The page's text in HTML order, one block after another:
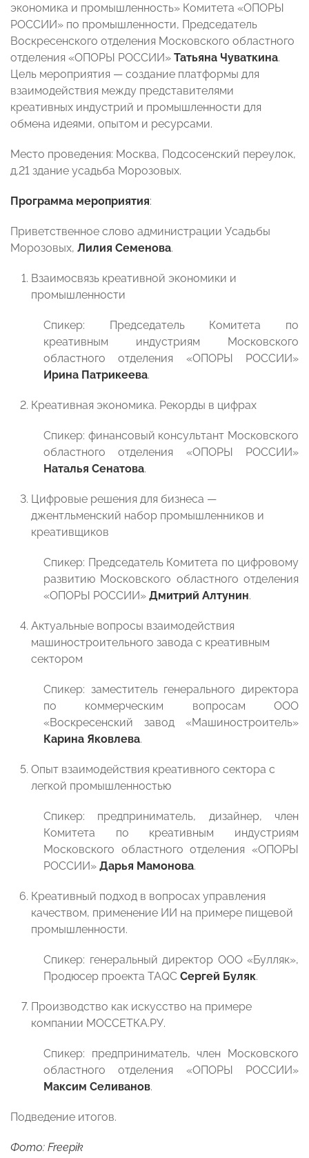
экономика и промышленность» Комитета «ОПОРЫ
РОССИИ» по промышленности, Председатель
Воскресенского отделения Московского областного
отделения «ОПОРЫ РОССИИ» Татьяна Чуваткина.
Цель мероприятия — создание платформы для
взаимодействия между представителями
креативных индустрий и промышленности для
обмена идеями, опытом и ресурсами.
Место проведения: Москва, Подсосенский переулок,
д.21 здание усадьба Морозовых.
Программа мероприятия:
Приветственное слово администрации Усадьбы
Морозовых, Лилия Семенова.
Взаимосвязь креативной экономики и
промышленности
Спикер: Председатель Комитета по
креативным индустриям Московского
областного отделения «ОПОРЫ РОССИИ»
Ирина Патрикеева.
Креативная экономика. Рекорды в цифрах
Спикер: финансовый консультант Московского
областного отделения «ОПОРЫ РОССИИ»
Наталья Сенатова.
Цифровые решения для бизнеса —
джентльменский набор промышленников и
креативщиков
Спикер: Председатель Комитета по цифровому
развитию Московского областного отделения
«ОПОРЫ РОССИИ» Дмитрий Алтунин.
Актуальные вопросы взаимодействия
машиностроительного завода с креативным
сектором
Спикер: заместитель генерального директора
по коммерческим вопросам ООО
«Воскресенский завод «Машиностроитель»
Карина Яковлева.
Опыт взаимодействия креативного сектора с
легкой промышленностью
Спикер: предприниматель, дизайнер, член
Комитета по креативным индустриям
Московского областного отделения «ОПОРЫ
РОССИИ» Дарья Мамонова.
Креативный подход в вопросах управления
качеством, применение ИИ на примере пищевой
промышленности.
Спикер: генеральный директор ООО «Булляк»,
Продюсер проекта TAQC Сергей Буляк.
Производство как искусство на примере
компании МОССЕТКА.РУ.
Спикер: предприниматель, член Московского
областного отделения «ОПОРЫ РОССИИ»
Максим Селиванов.
Подведение итогов.
Фото: Freepik